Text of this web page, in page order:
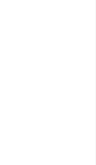
اگر اهل هنر و کارهای
و هدیه روز معلم را درست
معلم بستگی دارد. یکی از
شما می‌توانید با استفاده
درست کنید و آنها را به هم
را در آن بچسبانید و هدیه
معلم عکس بگیرید و معلم‌تان
استفاده از این مقواها
خط از معلم خود تشکر کنید.